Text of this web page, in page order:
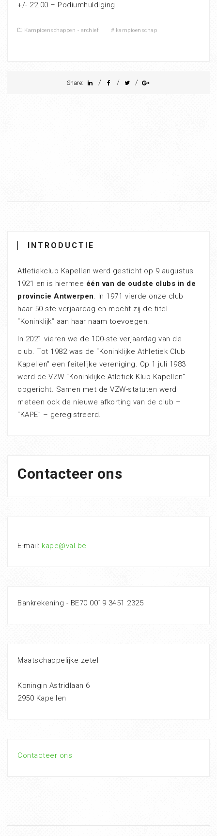
+/- 22.00 – Podiumhuldiging
Kampioenschappen - archief # kampioenschap
Share: / / /
INTRODUCTIE
Atletiekclub Kapellen werd gesticht op 9 augustus
1921 en is hiermee één van de oudste clubs in de
provincie Antwerpen. In 1971 vierde onze club
haar 50-ste verjaardag en mocht zij de titel
“Koninklijk” aan haar naam toevoegen.
In 2021 vieren we de 100-ste verjaardag van de
club. Tot 1982 was de “Koninklijke Athletiek Club
Kapellen” een feitelijke vereniging. Op 1 juli 1983
werd de VZW “Koninklijke Atletiek Klub Kapellen”
opgericht. Samen met de VZW-statuten werd
meteen ook de nieuwe afkorting van de club –
“KAPE” – geregistreerd.
Contacteer ons
E-mail: kape@val.be
Bankrekening - BE70 0019 3451 2325
Maatschappelijke zetel
Koningin Astridlaan 6
2950 Kapellen
Contacteer ons